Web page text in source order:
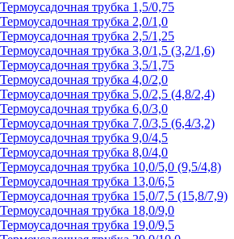
Термоусадочная трубка 1,5/0,75
Термоусадочная трубка 2,0/1,0
Термоусадочная трубка 2,5/1,25
Термоусадочная трубка 3,0/1,5 (3,2/1,6)
Термоусадочная трубка 3,5/1,75
Термоусадочная трубка 4,0/2,0
Термоусадочная трубка 5,0/2,5 (4,8/2,4)
Термоусадочная трубка 6,0/3,0
Термоусадочная трубка 7,0/3,5 (6,4/3,2)
Термоусадочная трубка 9,0/4,5
Термоусадочная трубка 8,0/4,0
Термоусадочная трубка 10,0/5,0 (9,5/4,8)
Термоусадочная трубка 13,0/6,5
Термоусадочная трубка 15,0/7,5 (15,8/7,9)
Термоусадочная трубка 18,0/9,0
Термоусадочная трубка 19,0/9,5